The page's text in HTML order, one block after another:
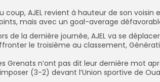
coup, AJEL revient à hauteur de son voisin
mais avec un goal-average
de la dernière journée, AJEL va se
le troisième au classement,
Grenats n’ont pas dit leur dernière mot
(3-2) devant l’Union sportive de